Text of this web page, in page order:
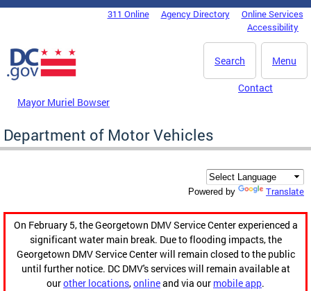
Skip to main content
DC Agency Top Menu311 Online Agency Directory
Online Services
Accessibility
Menu
Search
Mayor Muriel Bowser
Contact
Department of Motor Vehicles
Powered by Translate
On February 5, the Georgetown DMV Service Center experienced a
significant water main break. Due to flooding impacts, the
Georgetown DMV Service Center will remain closed to the public
until further notice. DC DMV's services will remain available at
ourother locations,onlineand via our mobile app.